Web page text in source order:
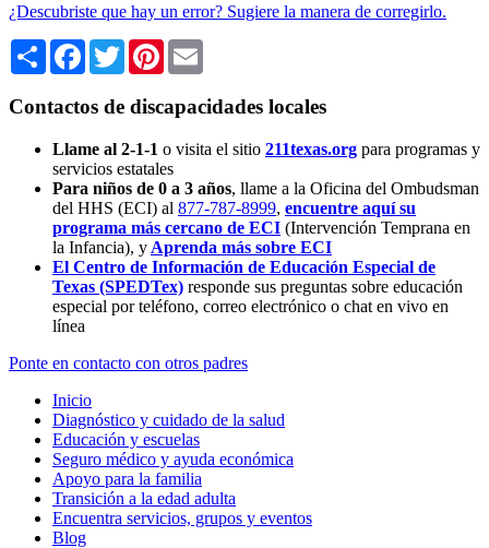
¿Descubriste que hay un error? Sugiere la manera de corregirlo.
Share Facebook
TwitterPinterest
Contactos de discapacidades locales
Llame al 2-1-1 o visita el sitio 211texas.org para programas y
servicios estatales
Para niños de 0 a 3 años, llame a la Oficina del Ombudsman
del HHS (ECI) al 877-787-8999, encuentre aquí su
programa más cercano de ECI (Intervención Temprana en
la Infancia), y Aprenda más sobre ECI
El Centro de Información de Educación Especial de
Texas (SPEDTex) responde sus preguntas sobre educación
especial por teléfono, correo electrónico o chat en vivo en
línea
Ponte en contacto con otros padres
Inicio
Diagnóstico y cuidado de la salud
Educación y escuelas
Seguro médico y ayuda económica
Apoyo para la familia
Transición a la edad adulta
Encuentra servicios, grupos y eventos
Blog